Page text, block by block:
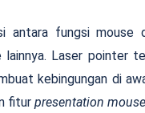
antara fungsi mouse
lainnya. Laser pointer
kebingungan di
fitur presentation mouse